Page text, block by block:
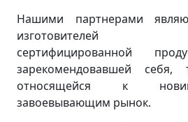
Нашими партнерами
изготовителей
сертифицированной
зарекомендовавшей
относящейся к
завоевывающим рынок.